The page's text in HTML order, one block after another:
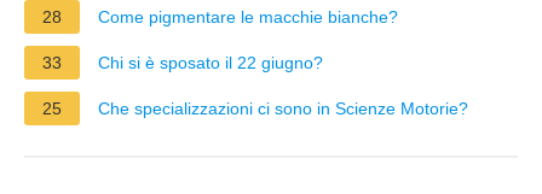
28
Come pigmentare le macchie bianche?
33 Chi si è sposato il 22 giugno?
25 Che specializzazioni ci sono in Scienze Motorie?